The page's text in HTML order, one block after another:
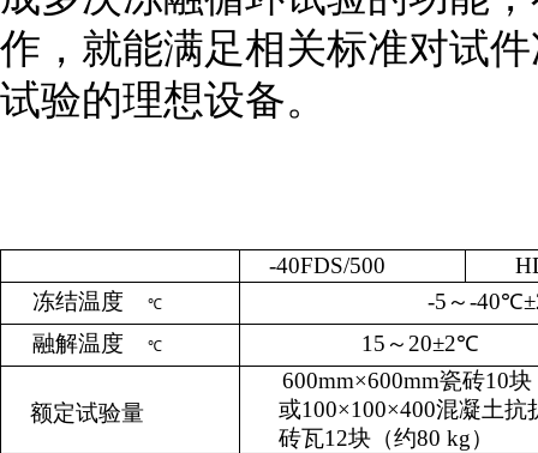
作，就能满足相关标准对试
试验的理想设备。
-40FDS/500
冻结温度
℃ -5 ～-40℃±
融解温度
℃ 15 ～20±2℃
额定试验量
600mm×600mm瓷砖10块
或100×100×400混凝土抗
砖瓦12块（约80 kg）